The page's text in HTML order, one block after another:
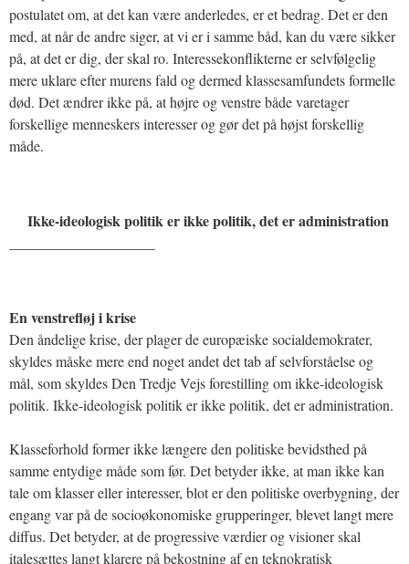
postulatet om, at det kan være anderledes, er et bedrag. Det er den
med, at når de andre siger, at vi er i samme båd, kan du være sikker
på, at det er dig, der skal ro. Interessekonflikterne er selvfølgelig
mere uklare efter murens fald og dermed klassesamfundets formelle
død. Det ændrer ikke på, at højre og venstre både varetager
forskellige menneskers interesser og gør det på højst forskellig
måde.
Ikke-ideologisk politik er ikke politik, det er administration
En venstrefløj i krise
Den åndelige krise, der plager de europæiske socialdemokrater,
skyldes måske mere end noget andet det tab af selvforståelse og
mål, som skyldes Den Tredje Vejs forestilling om ikke-ideologisk
politik. Ikke-ideologisk politik er ikke politik, det er administration.
Klasseforhold former ikke længere den politiske bevidsthed på
samme entydige måde som før. Det betyder ikke, at man ikke kan
tale om klasser eller interesser, blot er den politiske overbygning, der
engang var på de socioøkonomiske grupperinger, blevet langt mere
diffus. Det betyder, at de progressive værdier og visioner skal
italesættes langt klarere på bekostning af en teknokratisk